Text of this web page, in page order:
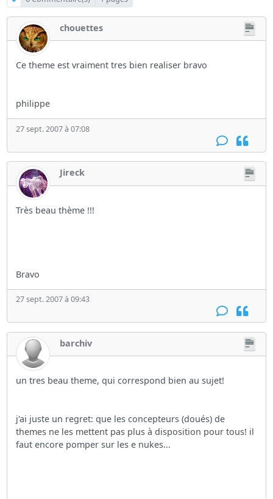
chouettes
Ce theme est vraiment tres bien realiser bravo
philippe
27 sept. 2007 à 07:08
Jireck
Très beau thème !!!
Bravo
27 sept. 2007 à 09:43
barchiv
un tres beau theme, qui correspond bien au sujet!
j'ai juste un regret: que les concepteurs (doués) de
themes ne les mettent pas plus à disposition pour tous! il
faut encore pomper sur les e nukes...